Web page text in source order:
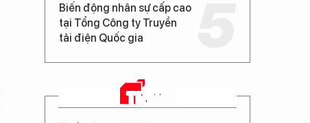
Biến động nhân sự cấp cao
tại Tổng Công ty Truyền
tải điện Quốc gia
TIN MỚI